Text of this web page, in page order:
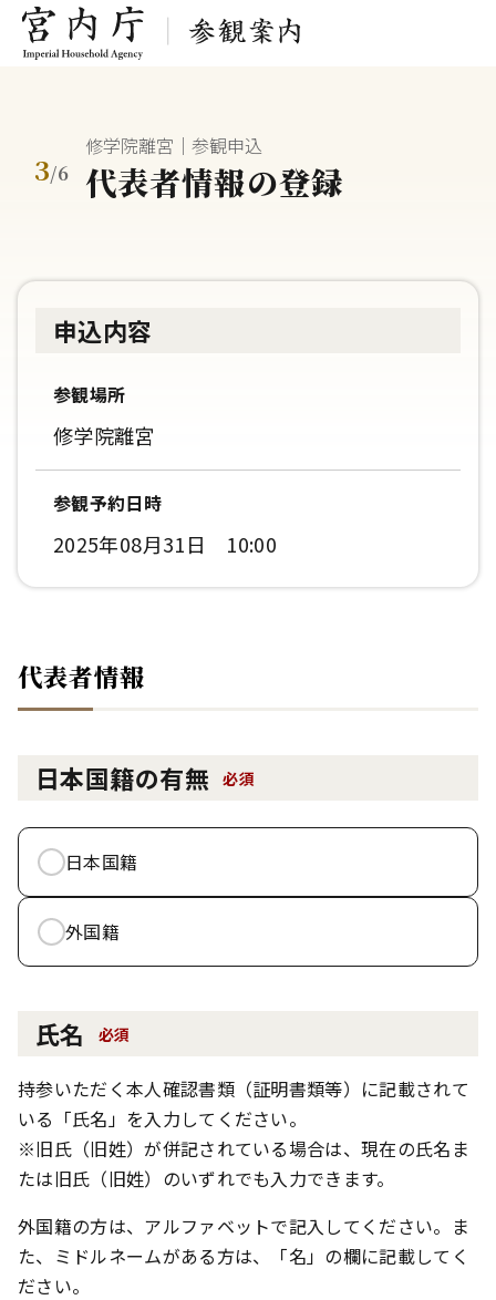
3/6
修学院離宮｜参観申込
代表者情報の登録
申込内容
参観場所
修学院離宮
参観予約日時
2025年08月31日 10:00
代表者情報
日本国籍の有無 必須
日本国籍
外国籍
氏名 必須
持参いただく本人確認書類（証明書類等）に記載されて
いる「氏名」を入力してください。
※旧氏（旧姓）が併記されている場合は、現在の氏名ま
たは旧氏（旧姓）のいずれでも入力できます。
外国籍の方は、アルファベットで記入してください。ま
た、ミドルネームがある方は、「名」の欄に記載してく
ださい。